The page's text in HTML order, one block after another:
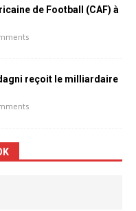
de Football (CAF) à
reçoit le milliardaire